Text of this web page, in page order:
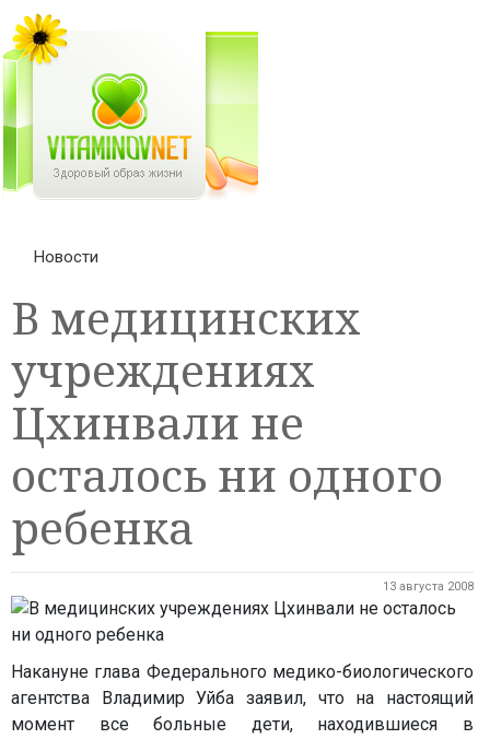
Новости
В медицинских
учреждениях
Цхинвали не
осталось ни одного
ребенка
13 августа 2008
Накануне глава Федерального медико-биологического
агентства Владимир Уйба заявил, что на настоящий
момент все больные дети, находившиеся в